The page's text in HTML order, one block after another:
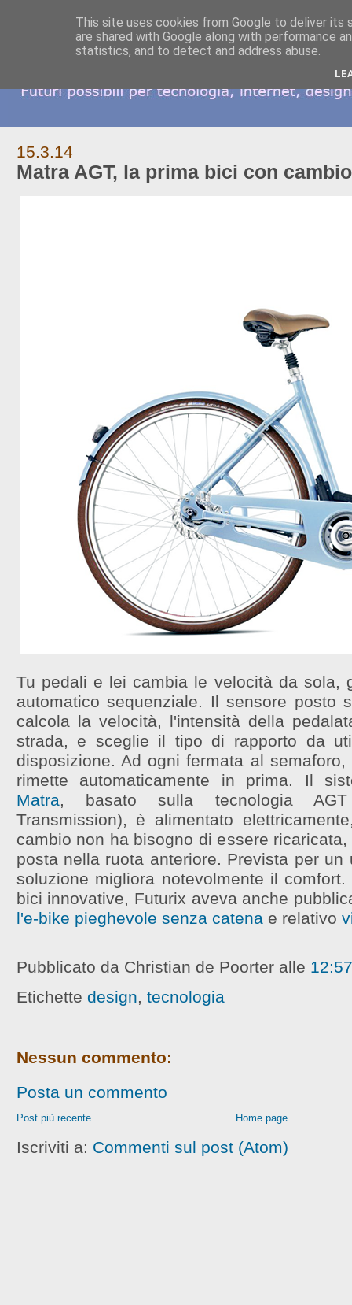
15.3.14
Matra AGT, la prima bici con
Tu pedali e lei cambia le velocità da sola,
automatico sequenziale. Il sensore posto
calcola la velocità, l'intensità della
strada, e sceglie il tipo di rapporto da
disposizione. Ad ogni fermata al
rimette automaticamente in prima. Il
Matra, basato sulla tecnologia AGT
Transmission), è alimentato
cambio non ha bisogno di essere
posta nella ruota anteriore. Prevista per un
soluzione migliora notevolmente il
bici innovative, Futurix aveva anche
l'e-bike pieghevole senza catenae relativo
Pubblicato da Christian de Poorter alle 12:57
Etichette design, tecnologia
Nessun commento:
Posta un commento
Post più recente Home page
Iscriviti a: Commenti sul post (Atom)
This site uses cookies from Google to deliver its
are shared with Google along with performance
statistics, and to detect and address abuse.